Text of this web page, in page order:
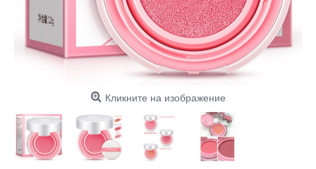
Кликните на изображение